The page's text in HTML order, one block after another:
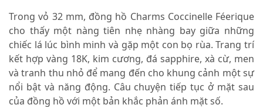
Trong vỏ 32 mm, đồng hồ Charms Coccinelle Féerique
cho thấy một nàng tiên nhẹ nhàng bay giữa những
chiếc lá lúc bình minh và gặp một con bọ rùa. Trang trí
kết hợp vàng 18K, kim cương, đá sapphire, xà cừ, men
và tranh thu nhỏ để mang đến cho khung cảnh một sự
nổi bật và năng động. Câu chuyện tiếp tục ở mặt sau
của đồng hồ với một bản khắc phản ánh mặt số.